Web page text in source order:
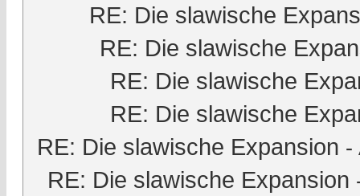
RE: Die slawische
RE: Die slawische
RE: Die slawische
RE: Die slawische
RE: Die slawische Expansion -
RE: Die slawische Expansion